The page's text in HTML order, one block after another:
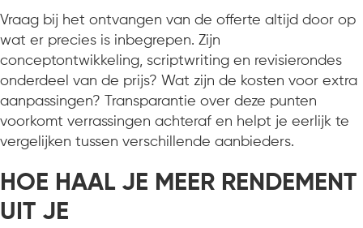
Vraag bij het ontvangen van de offerte altijd door op
wat er precies is inbegrepen. Zijn
conceptontwikkeling, scriptwriting en revisierondes
onderdeel van de prijs? Wat zijn de kosten voor extra
aanpassingen? Transparantie over deze punten
voorkomt verrassingen achteraf en helpt je eerlijk te
vergelijken tussen verschillende aanbieders.
HOE HAAL JE MEER RENDEMENT
UIT JE